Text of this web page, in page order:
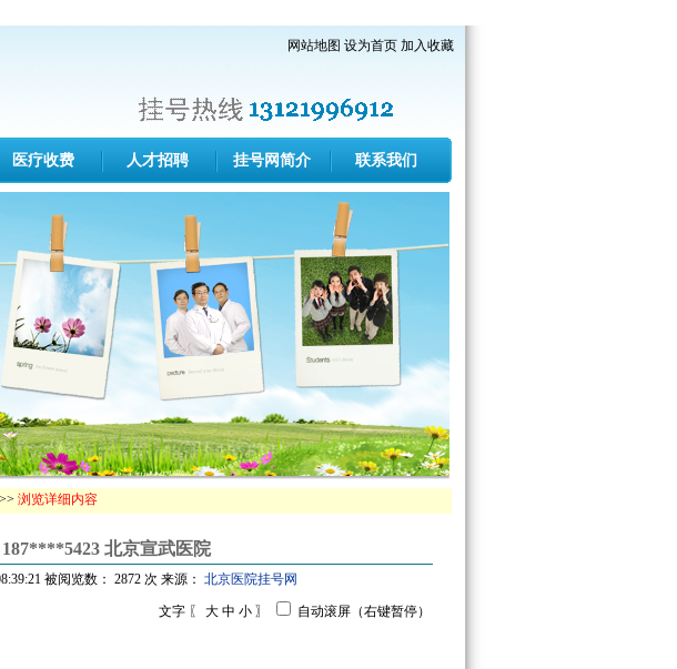
网站地图 设为首页 加入收藏
医疗收费 人才招聘 挂号网简介 联系我们
浏览详细内容
北京宣武医院
被阅览数： 2872 次 来源： 北京医院挂号网
文字 〖 大 中 小 〗
自动滚屏（右键暂停）